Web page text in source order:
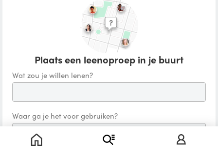
Plaats een leenoproep in je buurt
Wat zou je willen lenen?
Waar ga je het voor gebruiken?